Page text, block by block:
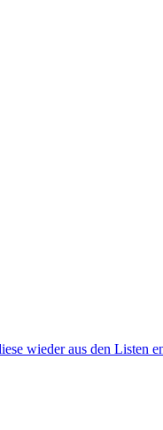
wieder aus den Listen